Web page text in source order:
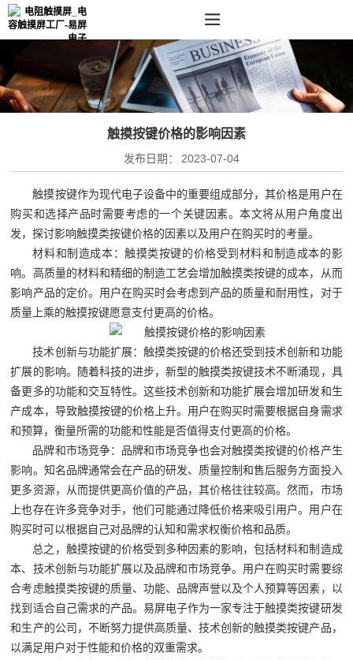
触摸按键价格的影响因素
发布日期： 2023-07-04
触摸按键作为现代电子设备中的重要组成部分，其价格是用户在
购买和选择产品时需要考虑的一个关键因素。本文将从用户角度出
发，探讨影响触摸类按键价格的因素以及用户在购买时的考量。
材料和制造成本：触摸类按键的价格受到材料和制造成本的影
响。高质量的材料和精细的制造工艺会增加触摸类按键的成本，从而
影响产品的定价。用户在购买时会考虑到产品的质量和耐用性，对于
质量上乘的触摸按键愿意支付更高的价格。
技术创新与功能扩展：触摸类按键的价格还受到技术创新和功能
扩展的影响。随着科技的进步，新型的触摸类按键技术不断涌现，具
备更多的功能和交互特性。这些技术创新和功能扩展会增加研发和生
产成本，导致触摸按键的价格上升。用户在购买时需要根据自身需求
和预算，衡量所需的功能和性能是否值得支付更高的价格。
品牌和市场竞争：品牌和市场竞争也会对触摸类按键的价格产生
影响。知名品牌通常会在产品的研发、质量控制和售后服务方面投入
更多资源，从而提供更高价值的产品，其价格往往较高。然而，市场
上也存在许多竞争对手，他们可能通过降低价格来吸引用户。用户在
购买时可以根据自己对品牌的认知和需求权衡价格和品质。
总之，触摸按键的价格受到多种因素的影响，包括材料和制造成
本、技术创新与功能扩展以及品牌和市场竞争。用户在购买时需要综
合考虑触摸类按键的质量、功能、品牌声誉以及个人预算等因素，以
找到适合自己需求的产品。易屏电子作为一家专注于触摸类按键研发
和生产的公司，不断努力提供高质量、技术创新的触摸类按键产品，
以满足用户对于性能和价格的双重需求。